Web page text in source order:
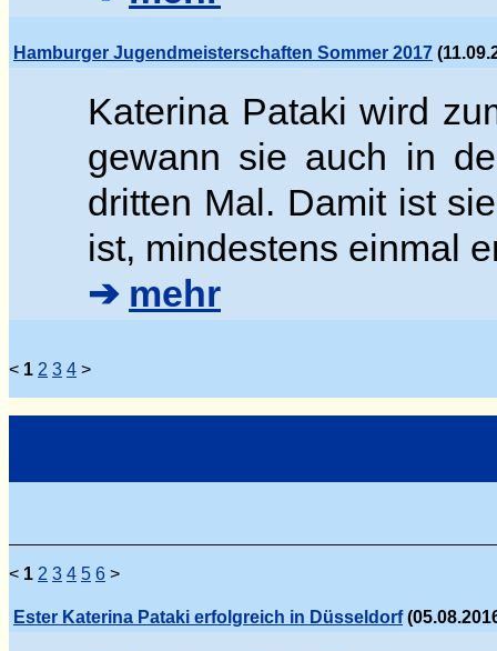
Hamburger Jugendmeisterschaften Sommer 2017
Katerina Pataki wird
gewann sie auch in
dritten Mal. Damit ist
ist, mindestens einmal
➔ mehr
< 1 2 3 4 >
< 1 2 3 4 5 6 >
Ester Katerina Pataki erfolgreich in Düsseldorf